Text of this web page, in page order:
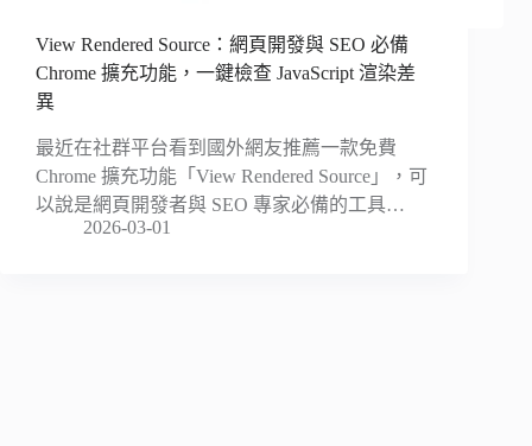
View Rendered Source：網頁開發與 SEO 必備
Chrome 擴充功能，一鍵檢查 JavaScript 渲染差
異
最近在社群平台看到國外網友推薦一款免費
Chrome 擴充功能「View Rendered Source」，可
以說是網頁開發者與 SEO 專家必備的工具…
2026-03-01